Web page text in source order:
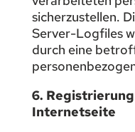
sicherzustellen.
Server-Logfiles
durch eine
6.
Internetseite